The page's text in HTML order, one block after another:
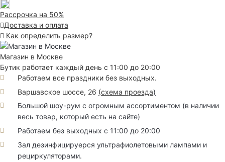
Рассрочка на 50%
Доставка и оплата
Как определить размер?
Магазин в Москве
Бутик работает каждый день с 11:00 до 20:00
Работаем все праздники без выходных.
Варшавское шоссе, 26 (схема проезда)
Большой шоу-рум с огромным ассортиментом (в наличии
весь товар, который есть на сайте)
Работаем без выходных с 11:00 до 20:00
Зал дезинфицируерся ультрафиолетовыми лампами и
рециркуляторами.